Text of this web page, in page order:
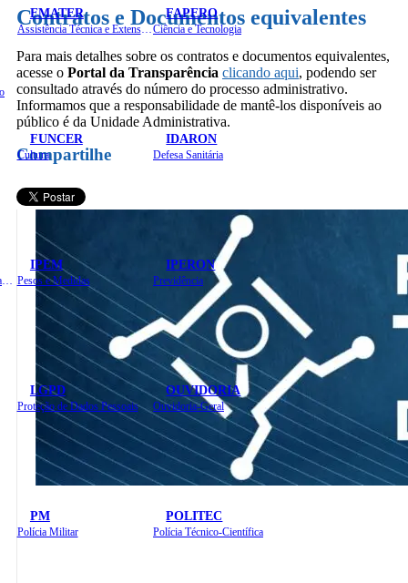
EMATER
Assistência Técnica e Extensão Rural
FAPERO
Ciência e Tecnologia
FUNCER
Cultura
IDARON
Defesa Sanitária
IPEM
Pesos e Medidas
IPERON
Previdência
LGPD
Proteção de Dados Pessoais
OUVIDORIA
Ouvidoria-Geral
PM
Polícia Militar
POLITEC
Polícia Técnico-Científica
Contratos e Documentos equivalentes
Para mais detalhes sobre os contratos e documentos equivalentes,
acesse o Portal da Transparência clicando aqui, podendo ser
consultado através do número do processo administrativo.
Informamos que a responsabilidade de mantê-los disponíveis ao
público é da Unidade Administrativa.
Compartilhe